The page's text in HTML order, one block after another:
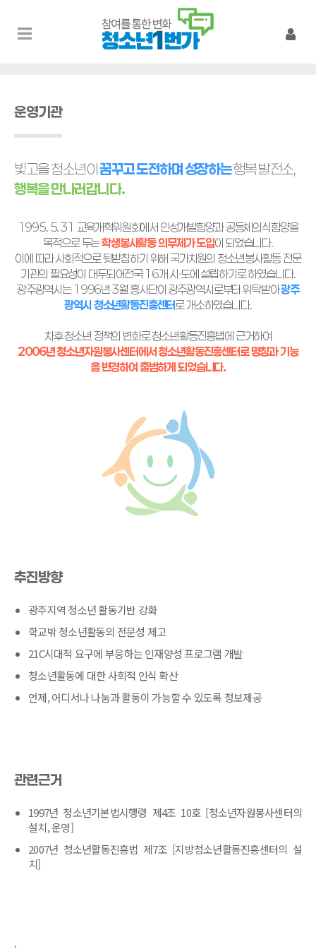
운영기관
빛고을 청소년이꿈꾸고 도전하며 성장하는행복 발전소,
행복을 만나러갑니다.
1995. 5. 31 교육개혁위원회에서 인성개발함양과 공동체의식함양을
목적으로 두는학생봉사활동 의무제가 도입이 되었습니다.
이에 따라 사회적으로 뒷받침하기 위해 국가차원의 청소년봉사활동 전문
기관의 필요성이 대두되어전국 16개 시ㆍ도에 설립하기로 하였습니다.
광주광역시는 1996년 3월 흥사단이 광주광역시로부터 위탁받아광주
광역시 청소년활동진흥센터로 개소하였습니다.
차후 청소년 정책의 변화로 청소년활동진흥법에 근거하여
2006년 청소년자원봉사센터에서 청소년활동진흥센터로 명칭과 기능
을 변경하여 출범하게 되었습니다.
추진방향
광주지역 청소년 활동기반 강화
학교밖 청소년활동의 전문성 제고
21C시대적 요구에 부응하는 인재양성 프로그램 개발
청소년활동에 대한 사회적 인식 확산
언제, 어디서나 나눔과 활동이 가능할 수 있도록 정보제공
관련근거
1997년 청소년기본법시행령 제4조 10호 [청소년자원봉사센터의
설치, 운영]
2007년 청소년활동진흥법 제7조 [지방청소년활동진흥센터의 설
치]
.